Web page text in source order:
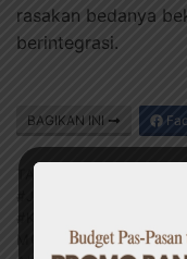
rasakan bedanya
berintegrasi.
BAGIKAN INI
#JASA KANOPI
#KANOPI ANTI KARAT
MODERN
#KANOPI